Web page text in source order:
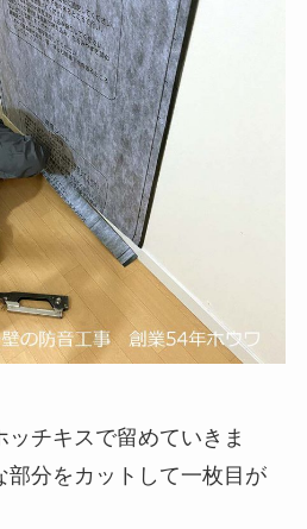
チキスで留めていきま
部分をカットして一枚目が